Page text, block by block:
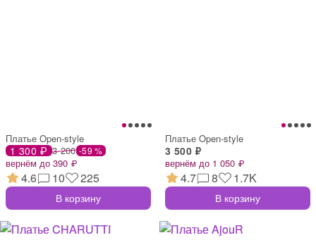
Платье Open-style
1 300 ₽ 3 200 -59 %
вернём до 390 ₽
4.6 10 225
В корзину
Платье Open-style
3 500 ₽
вернём до 1 050 ₽
4.7 8 1.7K
В корзину